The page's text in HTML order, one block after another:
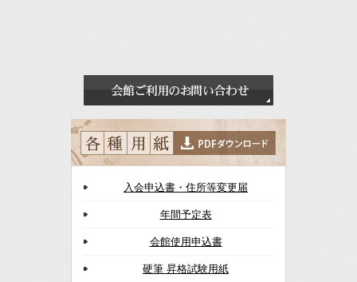
入会申込書・住所等変更届
年間予定表
会館使用申込書
硬筆 昇格試験用紙